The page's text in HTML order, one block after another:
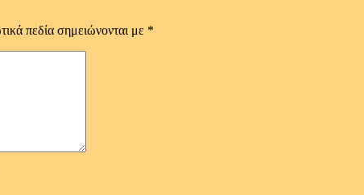
πεδία σημειώνονται με *